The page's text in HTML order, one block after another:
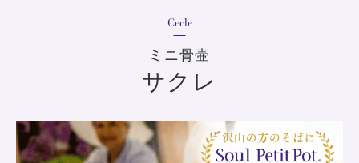
ミニ骨壷
サクレ